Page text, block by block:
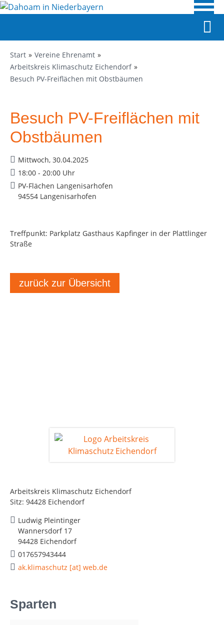
Start
Vereine Ehrenamt
Arbeitskreis Klimaschutz Eichendorf
Besuch PV-Freiflächen mit Obstbäumen
Arbeitskreis Klimaschutz Eichendorf
Sitz: 94428 Eichendorf
Ludwig Pleintinger
Wannersdorf 17
94428 Eichendorf
017657943444
ak.klimaschutz [at] web.de
Sparten
Besuch PV-Freiflächen mit
Obstbäumen
Mittwoch, 30.04.2025
18:00 - 20:00 Uhr
PV-Flächen Langenisarhofen
94554 Langenisarhofen
Treffpunkt: Parkplatz Gasthaus Kapfinger in der Plattlinger
Straße
zurück zur Übersicht